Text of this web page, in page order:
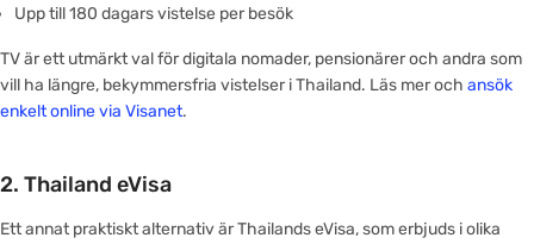
Upp till 180 dagars vistelse per besök
TV är ett utmärkt val för digitala nomader, pensionärer och andra som
vill ha längre, bekymmersfria vistelser i Thailand. Läs mer och ansök
enkelt online via Visanet.
2. Thailand eVisa
Ett annat praktiskt alternativ är Thailands eVisa, som erbjuds i olika